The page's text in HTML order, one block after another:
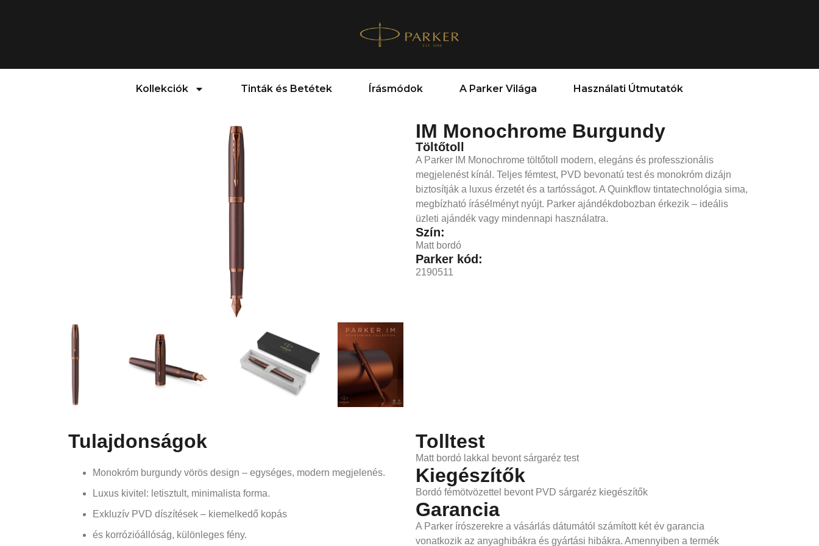
Kollekciók Tinták és Betétek Írásmódok A Parker Világa Használati Útmutatók
IM Monochrome Burgundy
Töltőtoll
A Parker IM Monochrome töltőtoll modern, elegáns és professzionális
megjelenést kínál. Teljes fémtest, PVD bevonatú test és monokróm dizájn
biztosítják a luxus érzetét és a tartósságot. A Quinkflow tintatechnológia sima,
megbízható írásélményt nyújt. Parker ajándékdobozban érkezik – ideális
üzleti ajándék vagy mindennapi használatra.
Szín:
Matt bordó
Parker kód:
2190511
Tulajdonságok
Monokróm burgundy vörös design – egységes, modern megjelenés.
Luxus kivitel: letisztult, minimalista forma.
Exkluzív PVD díszítések – kiemelkedő kopás
és korrózióállóság, különleges fény.
Tolltest
Matt bordó lakkal bevont sárgaréz test
Kiegészítők
Bordó fémötvözettel bevont PVD sárgaréz kiegészítők
Garancia
A Parker írószerekre a vásárlás dátumától számított két év garancia
vonatkozik az anyaghibákra és gyártási hibákra. Amennyiben a termék